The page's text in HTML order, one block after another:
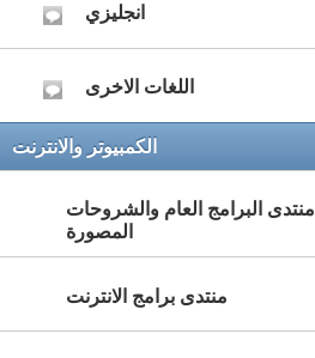
انجليزي
اللغات الاخرى
الكمبيوتر والانترنت
منتدى البرامج العام والشروحات
المصورة
منتدى برامج الانترنت